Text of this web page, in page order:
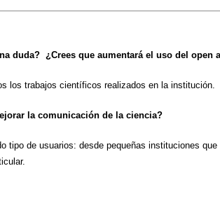
duda? ¿Crees que aumentará el uso del open
los trabajos científicos realizados en la institución.
la comunicación de la ciencia?
de usuarios: desde pequeñas instituciones